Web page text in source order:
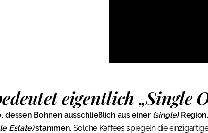
eigentlich „Single
dessen Bohnen ausschließlich aus einer (single)
Estate)stammen. Solche Kaffees spiegeln die